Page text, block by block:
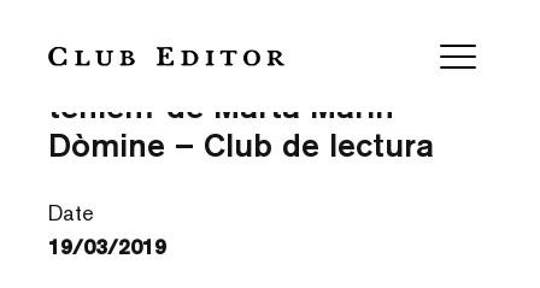
‘Fugir era el més bell que
teníem’ de Marta Marín-
Dòmine – Club de lectura
Date
19/03/2019